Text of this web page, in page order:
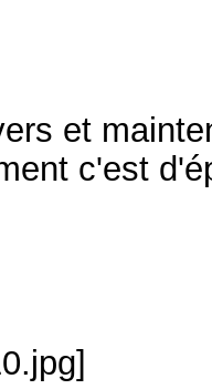
et
c'est